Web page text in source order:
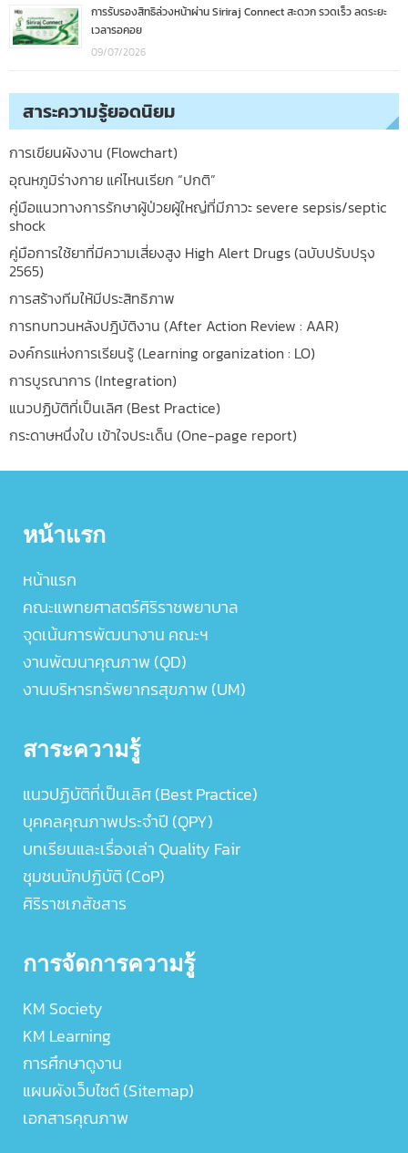
การรับรองสิทธิล่วงหน้าผ่าน Siriraj Connect สะดวก รวดเร็ว ลดระยะ
เวลารอคอย
09/07/2026
สาระความรู้ยอดนิยม
การเขียนผังงาน (Flowchart)
อุณหภูมิร่างกาย แค่ไหนเรียก “ปกติ”
คู่มือแนวทางการรักษาผู้ป่วยผู้ใหญ่ที่มีภาวะ severe sepsis/septic
shock
คู่มือการใช้ยาที่มีความเสี่ยงสูง High Alert Drugs (ฉบับปรับปรุง
2565)
การสร้างทีมให้มีประสิทธิภาพ
การทบทวนหลังปฎิบัติงาน (After Action Review : AAR)
องค์กรแห่งการเรียนรู้ (Learning organization : LO)
การบูรณาการ (Integration)
แนวปฏิบัติที่เป็นเลิศ (Best Practice)
กระดาษหนึ่งใบ เข้าใจประเด็น (One-page report)
หน้าแรก
หน้าแรก
คณะแพทยศาสตร์ศิริราชพยาบาล
จุดเน้นการพัฒนางาน คณะฯ
งานพัฒนาคุณภาพ (QD)
งานบริหารทรัพยากรสุขภาพ (UM)
สาระความรู้
แนวปฏิบัติที่เป็นเลิศ (Best Practice)
บุคคลคุณภาพประจำปี (QPY)
บทเรียนและเรื่องเล่า Quality Fair
ชุมชนนักปฏิบัติ (CoP)
ศิริราชเภสัชสาร
การจัดการความรู้
KM Society
KM Learning
การศึกษาดูงาน
แผนผังเว็บไซต์ (Sitemap)
เอกสารคุณภาพ